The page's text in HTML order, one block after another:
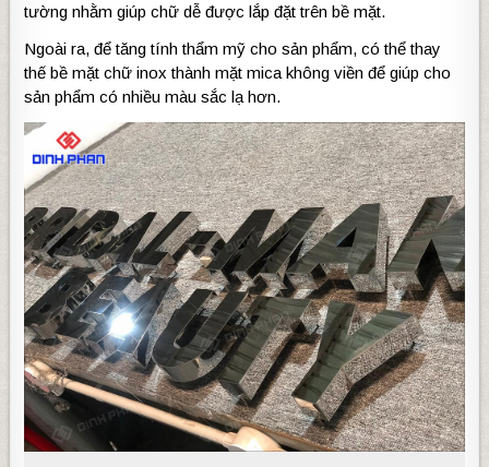
tường nhằm giúp chữ dễ được lắp đặt trên bề mặt.
Ngoài ra, để tăng tính thẩm mỹ cho sản phẩm, có thể thay
thế bề mặt chữ inox thành mặt mica không viền để giúp cho
sản phẩm có nhiều màu sắc lạ hơn.